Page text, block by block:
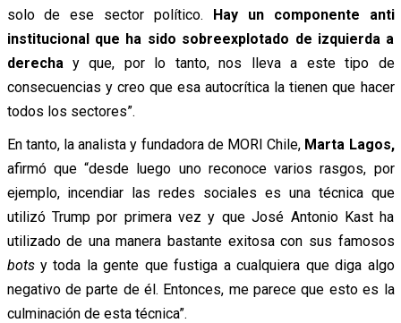
solo de ese sector político. Hay un componente anti
institucional que ha sido sobreexplotado de izquierda a
derecha y que, por lo tanto, nos lleva a este tipo de
consecuencias y creo que esa autocrítica la tienen que hacer
todos los sectores”.
En tanto, la analista y fundadora de MORI Chile, Marta Lagos,
afirmó que “desde luego uno reconoce varios rasgos, por
ejemplo, incendiar las redes sociales es una técnica que
utilizó Trump por primera vez y que José Antonio Kast ha
utilizado de una manera bastante exitosa con sus famosos
bots y toda la gente que fustiga a cualquiera que diga algo
negativo de parte de él. Entonces, me parece que esto es la
culminación de esta técnica”.